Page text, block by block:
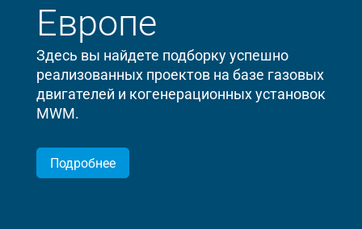
Европе
Здесь вы найдете подборку успешно
реализованных проектов на базе газовых
двигателей и когенерационных установок
MWM.
Подробнее